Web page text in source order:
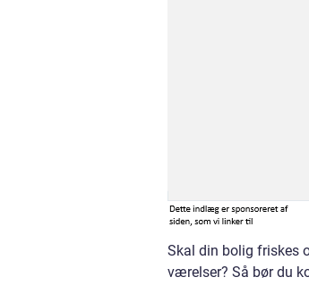
Skal din bolig friskes
værelser? Så bør du